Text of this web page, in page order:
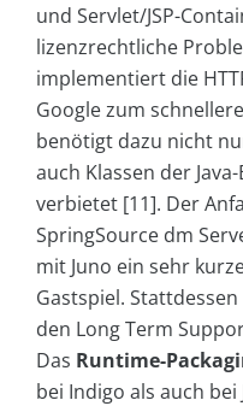
und Servlet/JSP-
lizenzrechtliche
implementiert die
Google zum
benötigt dazu nicht
auch Klassen der
verbietet [11]. Der
SpringSource dm
mit Juno ein sehr
Gastspiel.
den Long Term
Das Runtime-
bei Indigo als auch bei